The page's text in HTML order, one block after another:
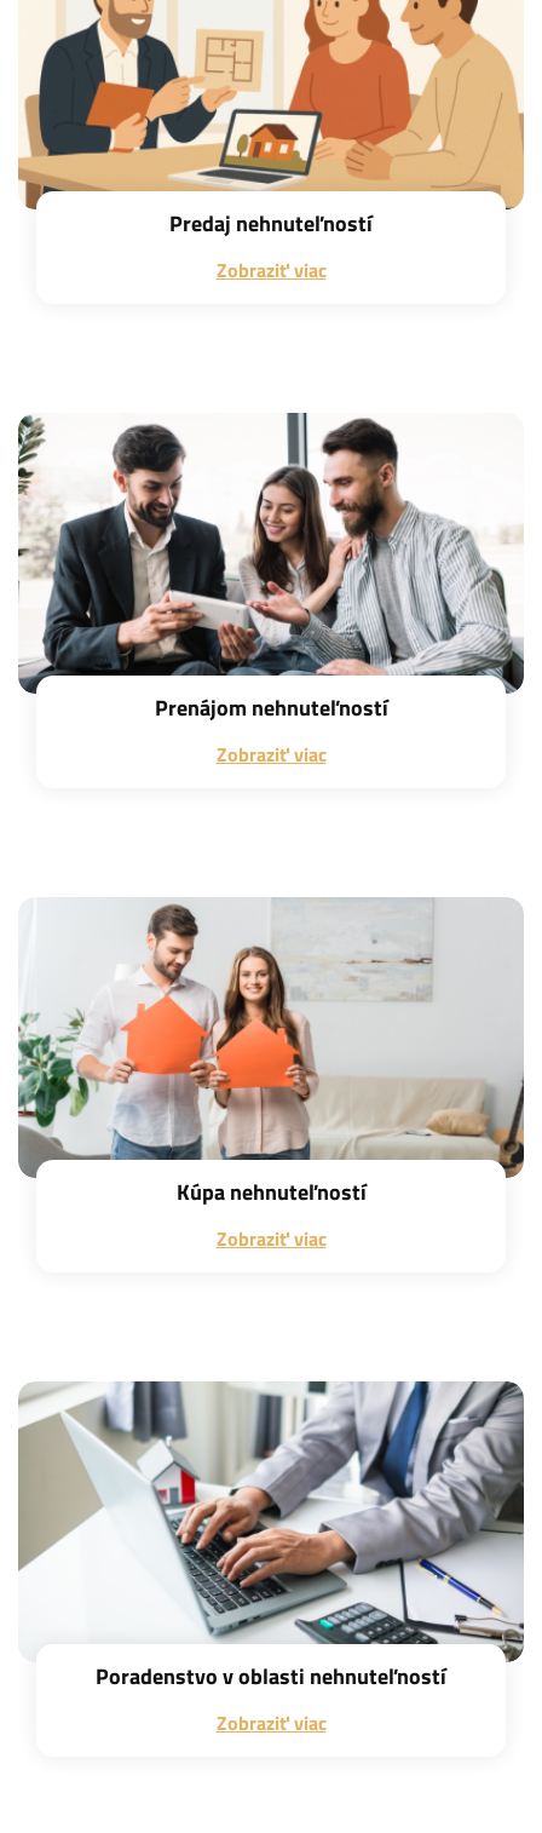
Predaj nehnuteľností
Zobraziť viac
Prenájom nehnuteľností
Zobraziť viac
Kúpa nehnuteľností
Zobraziť viac
Poradenstvo v oblasti nehnuteľností
Zobraziť viac